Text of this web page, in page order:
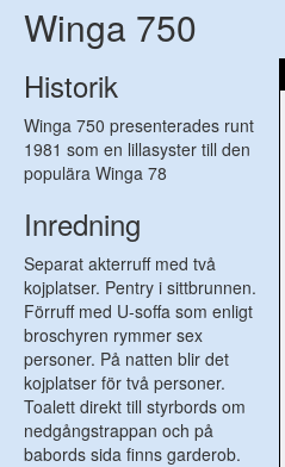
Winga 750
Historik
Winga 750 presenterades runt
1981 som en lillasyster till den
populära Winga 78
Inredning
Separat akterruff med två
kojplatser. Pentry i sittbrunnen.
Förruff med U-soffa som enligt
broschyren rymmer sex
personer. På natten blir det
kojplatser för två personer.
Toalett direkt till styrbords om
nedgångstrappan och på
babords sida finns garderob.